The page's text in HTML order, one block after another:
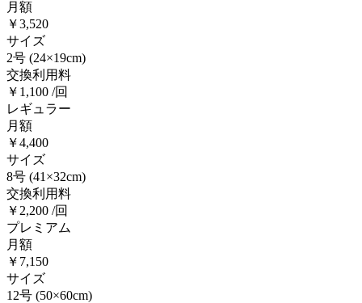
月額
￥3,520
サイズ
2号 (24×19cm)
交換利用料
￥1,100 /回
レギュラー
月額
￥4,400
サイズ
8号 (41×32cm)
交換利用料
￥2,200 /回
プレミアム
月額
￥7,150
サイズ
12号 (50×60cm)